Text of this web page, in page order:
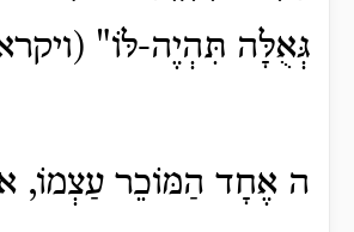
גְּאֻלָּה תִּהְיֶה-לּוֹ"
ה אֶחָד הַמּוֹכֵר עַצְמוֹ,